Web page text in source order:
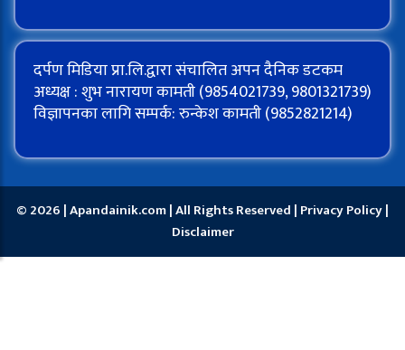
दर्पण मिडिया प्रा.लि.द्वारा संचालित अपन दैनिक डटकम
अध्यक्ष : शुभ नारायण कामती (9854021739, 9801321739)
विज्ञापनका लागि सम्पर्क: रुन्केश कामती (9852821214)
© 2026 | Apandainik.com | All Rights Reserved | Privacy Policy|
Disclaimer